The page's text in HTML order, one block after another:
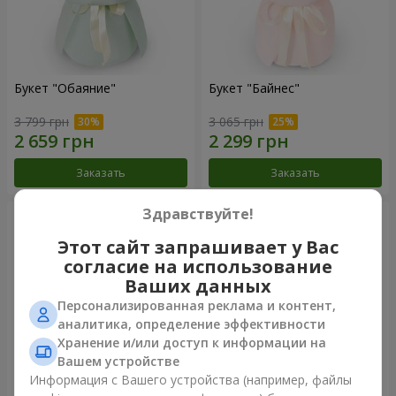
Букет "Обаяние"
3 799 грн
Заказать
Букет "Байнес"
3 065 грн
Заказать
Здравствуйте!
Этот сайт запрашивает у Вас
согласие на использование
Ваших данных
Персонализированная реклама и контент,
аналитика, определение эффективности
Хранение и/или доступ к информации на
Вашем устройстве
Информация с Вашего устройства (например, файлы